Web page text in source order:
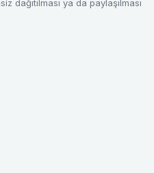
dağıtılması ya da paylaşılması